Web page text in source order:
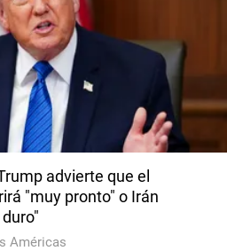
advierte que el
"muy pronto" o Irán
Américas